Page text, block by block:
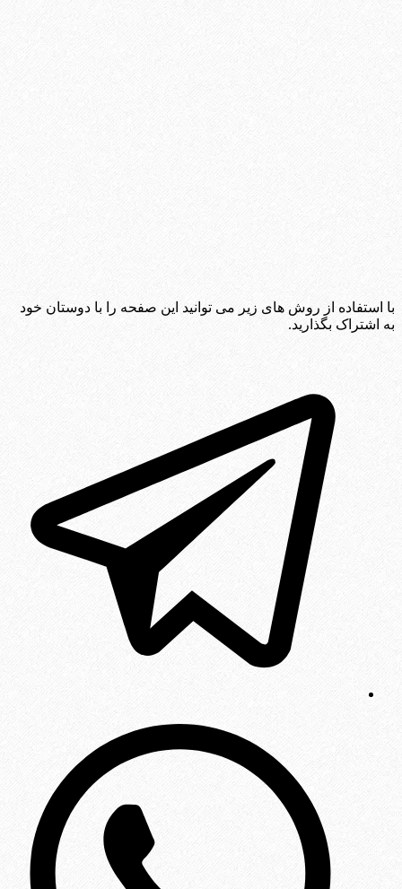
با استفاده از روش های زیر می توانید این صفحه را با دوستان خود
به اشتراک بگذارید.